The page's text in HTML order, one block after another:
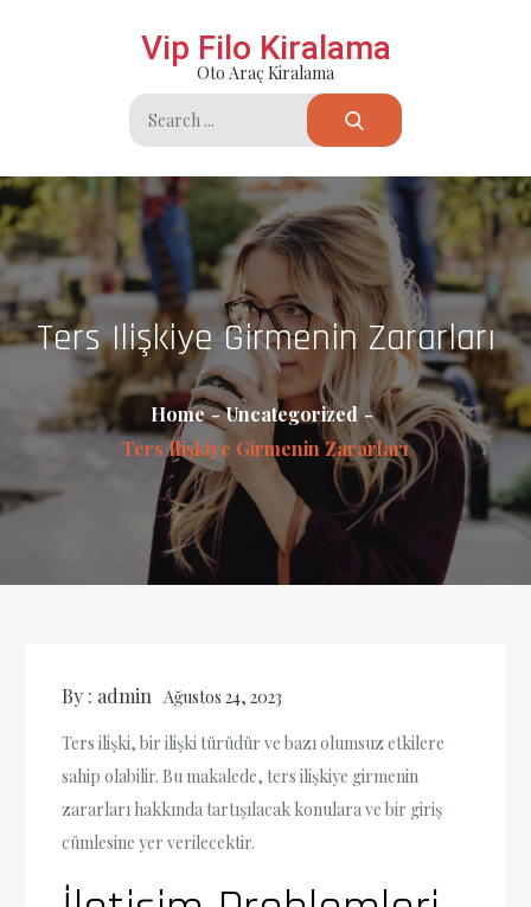
Vip Filo Kiralama
Oto Araç Kiralama
Search
for:
Ters Ilişkiye Girmenin Zararları
Home
Uncategorized
Ters Ilişkiye Girmenin Zararları
By : admin Ağustos 24, 2023
Ters ilişki, bir ilişki türüdür ve bazı olumsuz etkilere
sahip olabilir. Bu makalede, ters ilişkiye girmenin
zararları hakkında tartışılacak konulara ve bir giriş
cümlesine yer verilecektir.